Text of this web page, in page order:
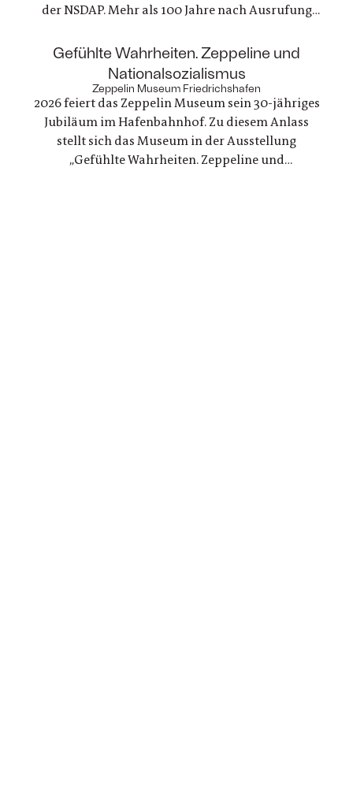
der NSDAP. Mehr als 100 Jahre nach Ausrufung
Gedenkstätte Deutscher Widerstand an dieses
Engagement, das gleichzeitig ein Einsatz für
Demokratie und Menschenrechte war
Gefühlte Wahrheiten. Zeppeline und
Nationalsozialismus
Zeppelin Museum Friedrichshafen
2026 feiert das Zeppelin Museum sein 30-jähriges
Jubiläum im Hafenbahnhof. Zu diesem Anlass
stellt sich das Museum in der Ausstellung
„Gefühlte Wahrheiten. Zeppeline und